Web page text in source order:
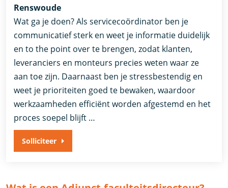
Renswoude
Wat ga je doen? Als servicecoördinator ben je
communicatief sterk en weet je informatie duidelijk
en to the point over te brengen, zodat klanten,
leveranciers en monteurs precies weten waar ze
aan toe zijn. Daarnaast ben je stressbestendig en
weet je prioriteiten goed te bewaken, waardoor
werkzaamheden efficiënt worden afgestemd en het
proces soepel blijft …
Solliciteer